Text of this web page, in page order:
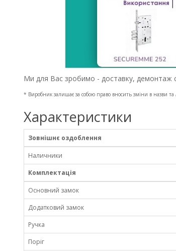
Ми для Вас зробимо - доставку, демонтаж
* Виробник залишає за собою право вносить зміни в назви
Характеристики
Зовнішнє оздоблення
Наличники
Комплектація
Основний замок
Додатковий замок
Ручка
Поріг